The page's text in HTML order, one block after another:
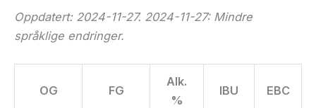
Oppdatert: 2024-11-27. 2024-11-27: Mindre
språklige endringer.
OG FG
Alk.
%
IBU EBC